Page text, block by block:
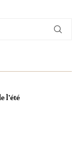
l’été